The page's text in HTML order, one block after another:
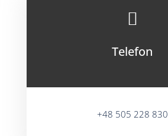

Telefon
+48 505 228 830